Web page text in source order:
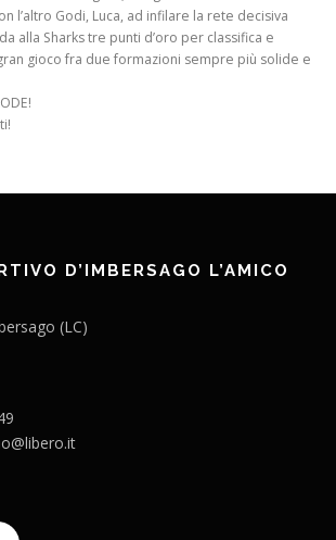
l’altro Godi, Luca, ad infilare la rete decisiva
alla Sharks tre punti d’oro per classifica e
gioco fra due formazioni sempre più solide e
D’IMBERSAGO L’AMICO
(LC)